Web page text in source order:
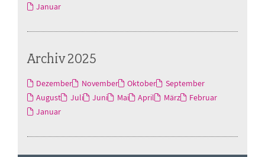
Januar
Archiv 2025
Dezember November Oktober
September
August
Juli Juni Mai April März
Februar
Januar